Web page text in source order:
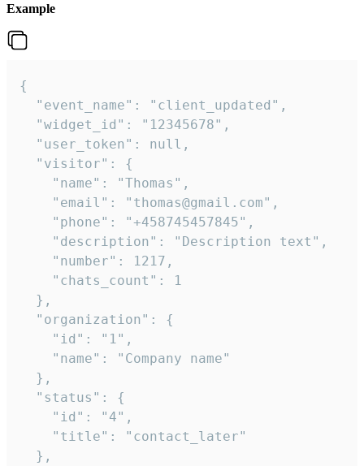
Example
{
  "event_name": "client_updated",
  "widget_id": "12345678",
  "user_token": null,
  "visitor": {
    "name": "Thomas",
    "email": "thomas@gmail.com",
    "phone": "+458745457845",
    "description": "Description text",
    "number": 1217,
    "chats_count": 1
  },
  "organization": {
    "id": "1",
    "name": "Company name"
  },
  "status": {
    "id": "4",
    "title": "contact_later"
  },